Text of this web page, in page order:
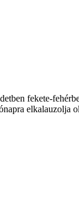
fekete-
elkalauzolja